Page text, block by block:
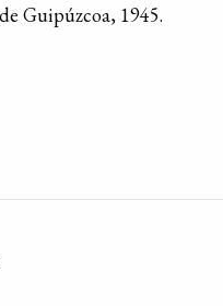
Guipúzcoa, 1945.